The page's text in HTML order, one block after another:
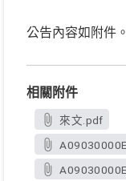
公告內容如附件。
相關附件
來文.pdf